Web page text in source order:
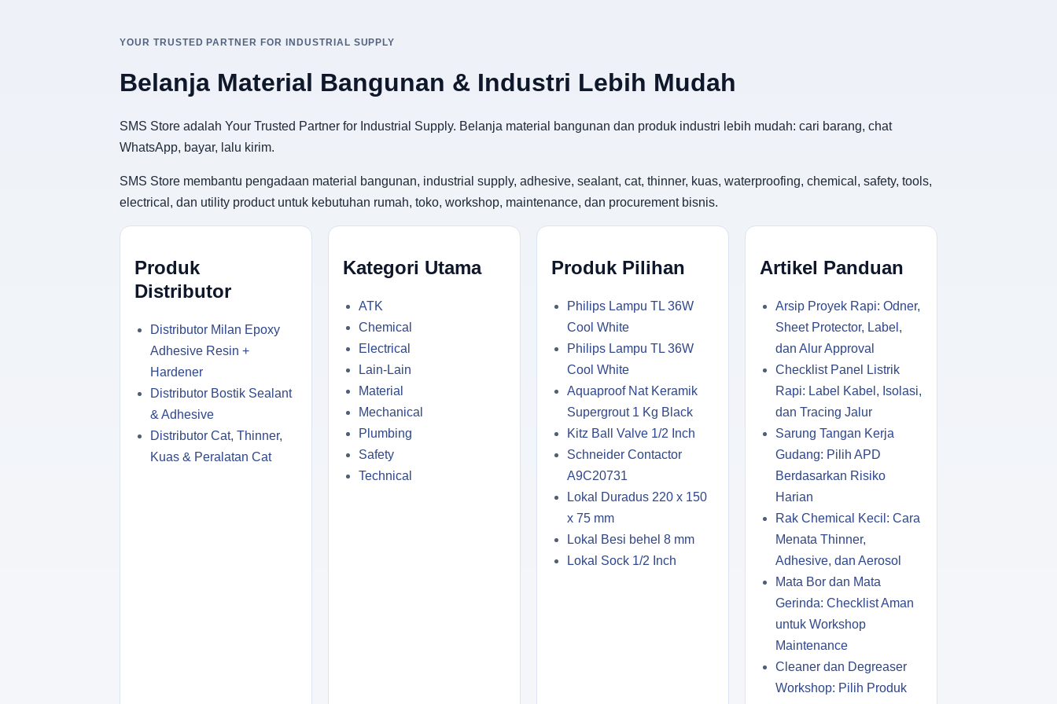
YOUR TRUSTED PARTNER FOR INDUSTRIAL SUPPLY
Belanja Material Bangunan & Industri Lebih Mudah
SMS Store adalah Your Trusted Partner for Industrial Supply. Belanja material bangunan dan produk industri lebih mudah: cari barang, chat
WhatsApp, bayar, lalu kirim.
SMS Store membantu pengadaan material bangunan, industrial supply, adhesive, sealant, cat, thinner, kuas, waterproofing, chemical, safety, tools,
electrical, dan utility product untuk kebutuhan rumah, toko, workshop, maintenance, dan procurement bisnis.
Produk
Distributor
Distributor Milan Epoxy
Adhesive Resin +
Hardener
Distributor Bostik Sealant
& Adhesive
Distributor Cat, Thinner,
Kuas & Peralatan Cat
Kategori Utama
ATK
Chemical
Electrical
Lain-Lain
Material
Mechanical
Plumbing
Safety
Technical
Produk Pilihan
Philips Lampu TL 36W
Cool White
Philips Lampu TL 36W
Cool White
Aquaproof Nat Keramik
Supergrout 1 Kg Black
Kitz Ball Valve 1/2 Inch
Schneider Contactor
A9C20731
Lokal Duradus 220 x 150
x 75 mm
Lokal Besi behel 8 mm
Lokal Sock 1/2 Inch
Artikel Panduan
Arsip Proyek Rapi: Odner,
Sheet Protector, Label,
dan Alur Approval
Checklist Panel Listrik
Rapi: Label Kabel, Isolasi,
dan Tracing Jalur
Sarung Tangan Kerja
Gudang: Pilih APD
Berdasarkan Risiko
Harian
Rak Chemical Kecil: Cara
Menata Thinner,
Adhesive, dan Aerosol
Mata Bor dan Mata
Gerinda: Checklist Aman
untuk Workshop
Maintenance
Cleaner dan Degreaser
Workshop: Pilih Produk